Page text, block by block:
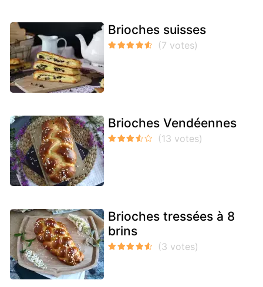
Brioches suisses
Brioches Vendéennes
Brioches tressées à 8
brins